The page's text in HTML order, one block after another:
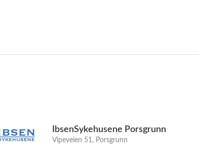
IbsenSykehusene Porsgrunn
Vipeveien 51, Porsgrunn